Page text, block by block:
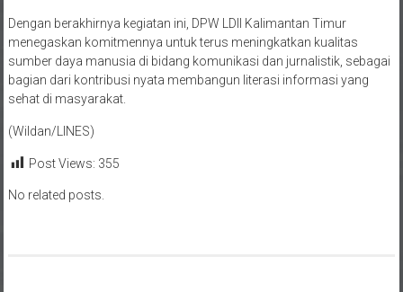
Dengan berakhirnya kegiatan ini, DPW LDII Kalimantan Timur
menegaskan komitmennya untuk terus meningkatkan kualitas
sumber daya manusia di bidang komunikasi dan jurnalistik, sebagai
bagian dari kontribusi nyata membangun literasi informasi yang
sehat di masyarakat.
(Wildan/LINES)
Post Views: 355
No related posts.